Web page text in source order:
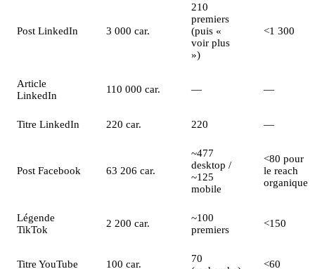
Post LinkedIn 3 000 car.
210
premiers
(puis «
voir plus
»)
<1 300
Article
LinkedIn
110 000 car. — —
Titre LinkedIn 220 car. 220 —
Post Facebook 63 206 car.
~477
desktop /
~125
mobile
<80 pour
le reach
organique
Légende
TikTok
2 200 car.
~100
premiers
<150
Titre YouTube 100 car.
70
<60